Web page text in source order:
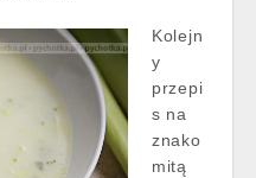
Kolejn
y
przepi
s na
znako
mitą